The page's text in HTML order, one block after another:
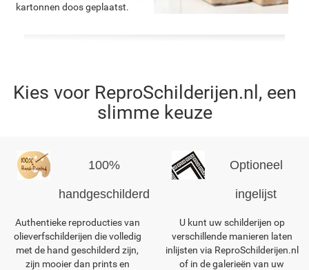
kartonnen doos geplaatst.
Kies voor ReproSchilderijen.nl, een
slimme keuze
100%
handgeschilderd
Authentieke reproducties van
olieverfschilderijen die volledig
met de hand geschilderd zijn,
zijn mooier dan prints en
Optioneel
ingelijst
U kunt uw schilderijen op
verschillende manieren laten
inlijsten via ReproSchilderijen.nl
of in de galerieën van uw